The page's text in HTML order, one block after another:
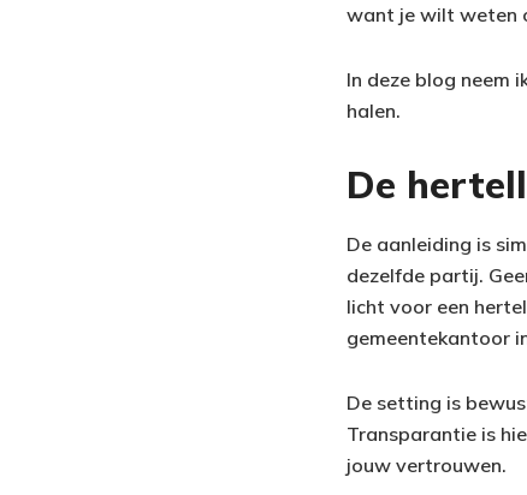
want je wilt weten
In deze blog neem
halen.
De
De aanleiding is
dezelfde partij.
licht voor een
gemeentekantoor
De setting is
Transparantie is
jouw vertrouwen.